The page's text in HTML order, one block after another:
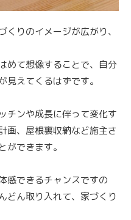
りのイメージが広がり、
めて想像することで、自分
見えてくるはずです。
チンや成長に伴って変化す
画、屋根裏収納など施主さ
ができます。
感できるチャンスですの
どん取り入れて、家づくり